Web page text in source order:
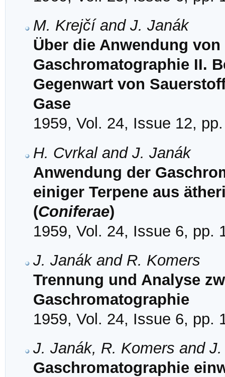
M. Krejčí and J. Janák
Über die Anwendung
Gaschromatographie II.
Gegenwart von
Gase
1959, Vol. 24, Issue 12,
H. Cvrkal and J. Janák
Anwendung der
einiger Terpene aus
(Coniferae)
1959, Vol. 24, Issue 6, pp.
J. Janák and R. Komers
Trennung und Analyse
Gaschromatographie
1959, Vol. 24, Issue 6, pp.
J. Janák, R. Komers and
Gaschromatographie